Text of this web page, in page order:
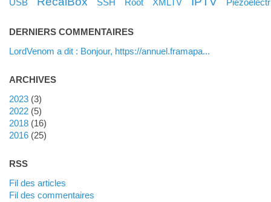
USB
SSH Root XMLTV
DERNIERS COMMENTAIRES
LordVenom a dit : Bonjour, https://annuel.framapa...
ARCHIVES
2023(3)
2022(5)
2018(16)
2016(25)
RSS
Fil des articles
Fil des commentaires